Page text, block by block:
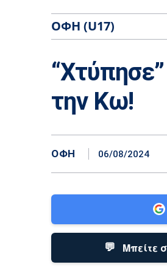
ΟΦΗ (U17)
την Κω!
ΟΦΗ 06/08/2024
💬 Μπείτε